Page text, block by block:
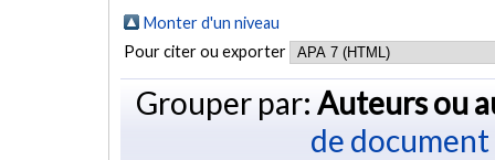
Monter d'un niveau
Pour citer ou exporter
Grouper par: Auteurs ou
de document